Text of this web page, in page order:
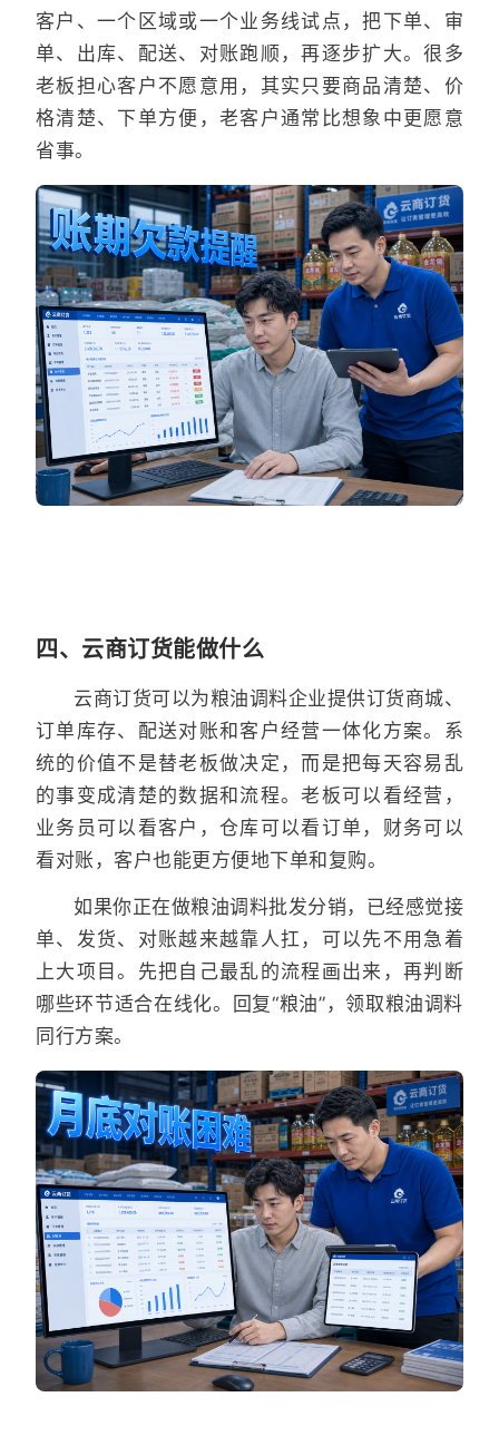
客户、一个区域或一个业务线试点，把下单、审
单、出库、配送、对账跑顺，再逐步扩大。很多
老板担心客户不愿意用，其实只要商品清楚、价
格清楚、下单方便，老客户通常比想象中更愿意
省事。
四、云商订货能做什么
云商订货可以为粮油调料企业提供订货商城、
订单库存、配送对账和客户经营一体化方案。系
统的价值不是替老板做决定，而是把每天容易乱
的事变成清楚的数据和流程。老板可以看经营，
业务员可以看客户，仓库可以看订单，财务可以
看对账，客户也能更方便地下单和复购。
如果你正在做粮油调料批发分销，已经感觉接
单、发货、对账越来越靠人扛，可以先不用急着
上大项目。先把自己最乱的流程画出来，再判断
哪些环节适合在线化。回复“粮油”，领取粮油调料
同行方案。